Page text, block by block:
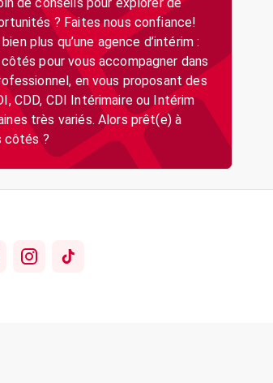
? Faites nous confiance!
plus qu’une agence d’intérim :
pour vous accompagner dans
en vous proposant des
CDD, CDI Intérimaire ou Intérim
très variés. Alors prêt(e) à
côtés ?